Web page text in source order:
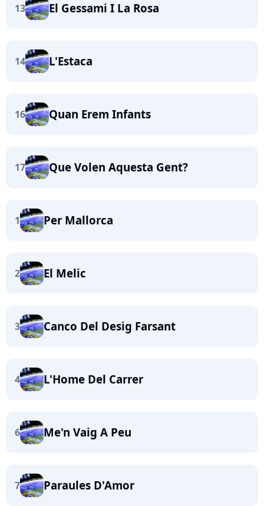
13 El Gessami I La Rosa
14 L'Estaca
16 Quan Erem Infants
17 Que Volen Aquesta Gent?
1 Per Mallorca
2 El Melic
3 Canco Del Desig Farsant
4 L'Home Del Carrer
6 Me'n Vaig A Peu
7 Paraules D'Amor